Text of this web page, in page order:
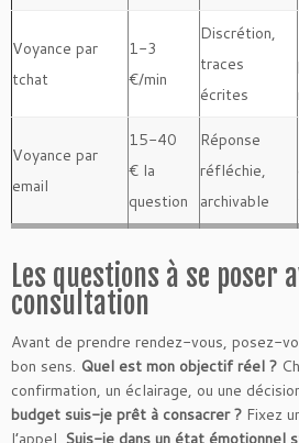
Voyance par
tchat
1-3
€/min
Discrétion,
traces
écrites
Voyance par
email
15-40
€ la
question
Réponse
réfléchie,
archivable
Les questions à se poser
consultation
Avant de prendre rendez-vous, posez-
bon sens. Quel est mon objectif réel ?
confirmation, un éclairage, ou une
budget suis-je prêt à consacrer ? Fixez
l’appel. Suis-je dans un état émotionnel